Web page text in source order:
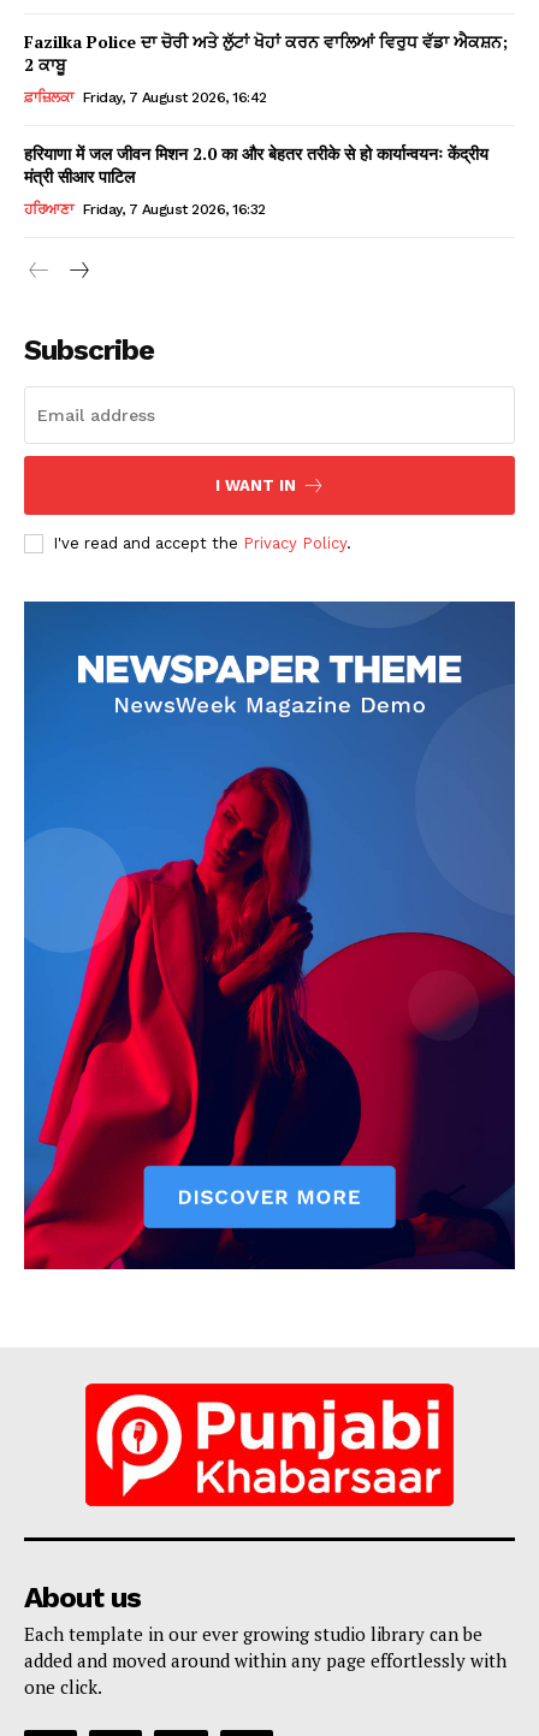
Fazilka Police ਦਾ ਚੋਰੀ ਅਤੇ ਲੁੱਟਾਂ ਖੋਹਾਂ ਕਰਨ ਵਾਲਿਆਂ ਵਿਰੁਧ ਵੱਡਾ ਐਕਸ਼ਨ;
2 ਕਾਬੂ
ਫ਼ਾਜ਼ਿਲਕਾ Friday, 7 August 2026, 16:42
हरियाणा में जल जीवन मिशन 2.0 का और बेहतर तरीके से हो कार्यान्वयनः केंद्रीय
मंत्री सीआर पाटिल
ਹਰਿਆਣਾ Friday, 7 August 2026, 16:32
Subscribe
I WANT IN
I've read and accept the Privacy Policy.
About us
Each template in our ever growing studio library can be
added and moved around within any page effortlessly with
one click.